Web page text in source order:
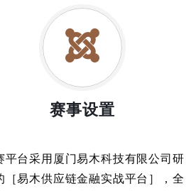
赛事设置
平台采用厦门易木科技有限公司研
［易木供应链金融实战平台］，全